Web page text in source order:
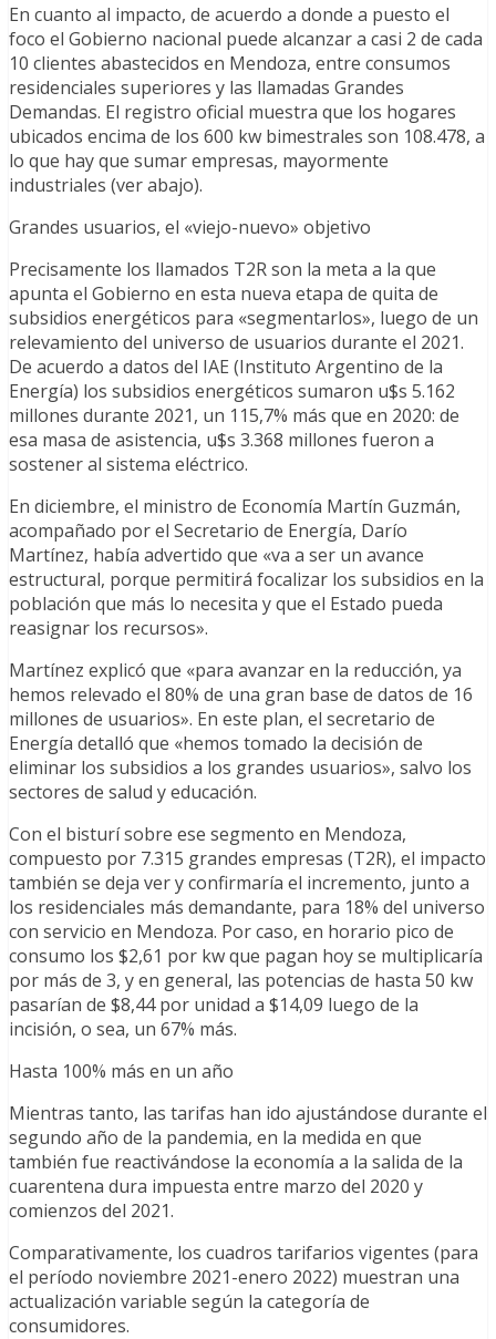
En cuanto al impacto, de acuerdo a donde a puesto el
foco el Gobierno nacional puede alcanzar a casi 2 de cada
10 clientes abastecidos en Mendoza, entre consumos
residenciales superiores y las llamadas Grandes
Demandas. El registro oficial muestra que los hogares
ubicados encima de los 600 kw bimestrales son 108.478, a
lo que hay que sumar empresas, mayormente
industriales (ver abajo).
Grandes usuarios, el «viejo-nuevo» objetivo
Precisamente los llamados T2R son la meta a la que
apunta el Gobierno en esta nueva etapa de quita de
subsidios energéticos para «segmentarlos», luego de un
relevamiento del universo de usuarios durante el 2021.
De acuerdo a datos del IAE (Instituto Argentino de la
Energía) los subsidios energéticos sumaron u$s 5.162
millones durante 2021, un 115,7% más que en 2020: de
esa masa de asistencia, u$s 3.368 millones fueron a
sostener al sistema eléctrico.
En diciembre, el ministro de Economía Martín Guzmán,
acompañado por el Secretario de Energía, Darío
Martínez, había advertido que «va a ser un avance
estructural, porque permitirá focalizar los subsidios en la
población que más lo necesita y que el Estado pueda
reasignar los recursos».
Martínez explicó que «para avanzar en la reducción, ya
hemos relevado el 80% de una gran base de datos de 16
millones de usuarios». En este plan, el secretario de
Energía detalló que «hemos tomado la decisión de
eliminar los subsidios a los grandes usuarios», salvo los
sectores de salud y educación.
Con el bisturí sobre ese segmento en Mendoza,
compuesto por 7.315 grandes empresas (T2R), el impacto
también se deja ver y confirmaría el incremento, junto a
los residenciales más demandante, para 18% del universo
con servicio en Mendoza. Por caso, en horario pico de
consumo los $2,61 por kw que pagan hoy se multiplicaría
por más de 3, y en general, las potencias de hasta 50 kw
pasarían de $8,44 por unidad a $14,09 luego de la
incisión, o sea, un 67% más.
Hasta 100% más en un año
Mientras tanto, las tarifas han ido ajustándose durante el
segundo año de la pandemia, en la medida en que
también fue reactivándose la economía a la salida de la
cuarentena dura impuesta entre marzo del 2020 y
comienzos del 2021.
Comparativamente, los cuadros tarifarios vigentes (para
el período noviembre 2021-enero 2022) muestran una
actualización variable según la categoría de
consumidores.